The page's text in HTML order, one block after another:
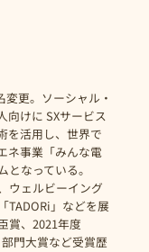
更。ソーシャル・
向けに SXサービス
を活用し、世界で
ネ事業「みんな電
なっている。
ウェルビーイング
TADORi」などを展
賞、2021年度
門大賞など受賞歴